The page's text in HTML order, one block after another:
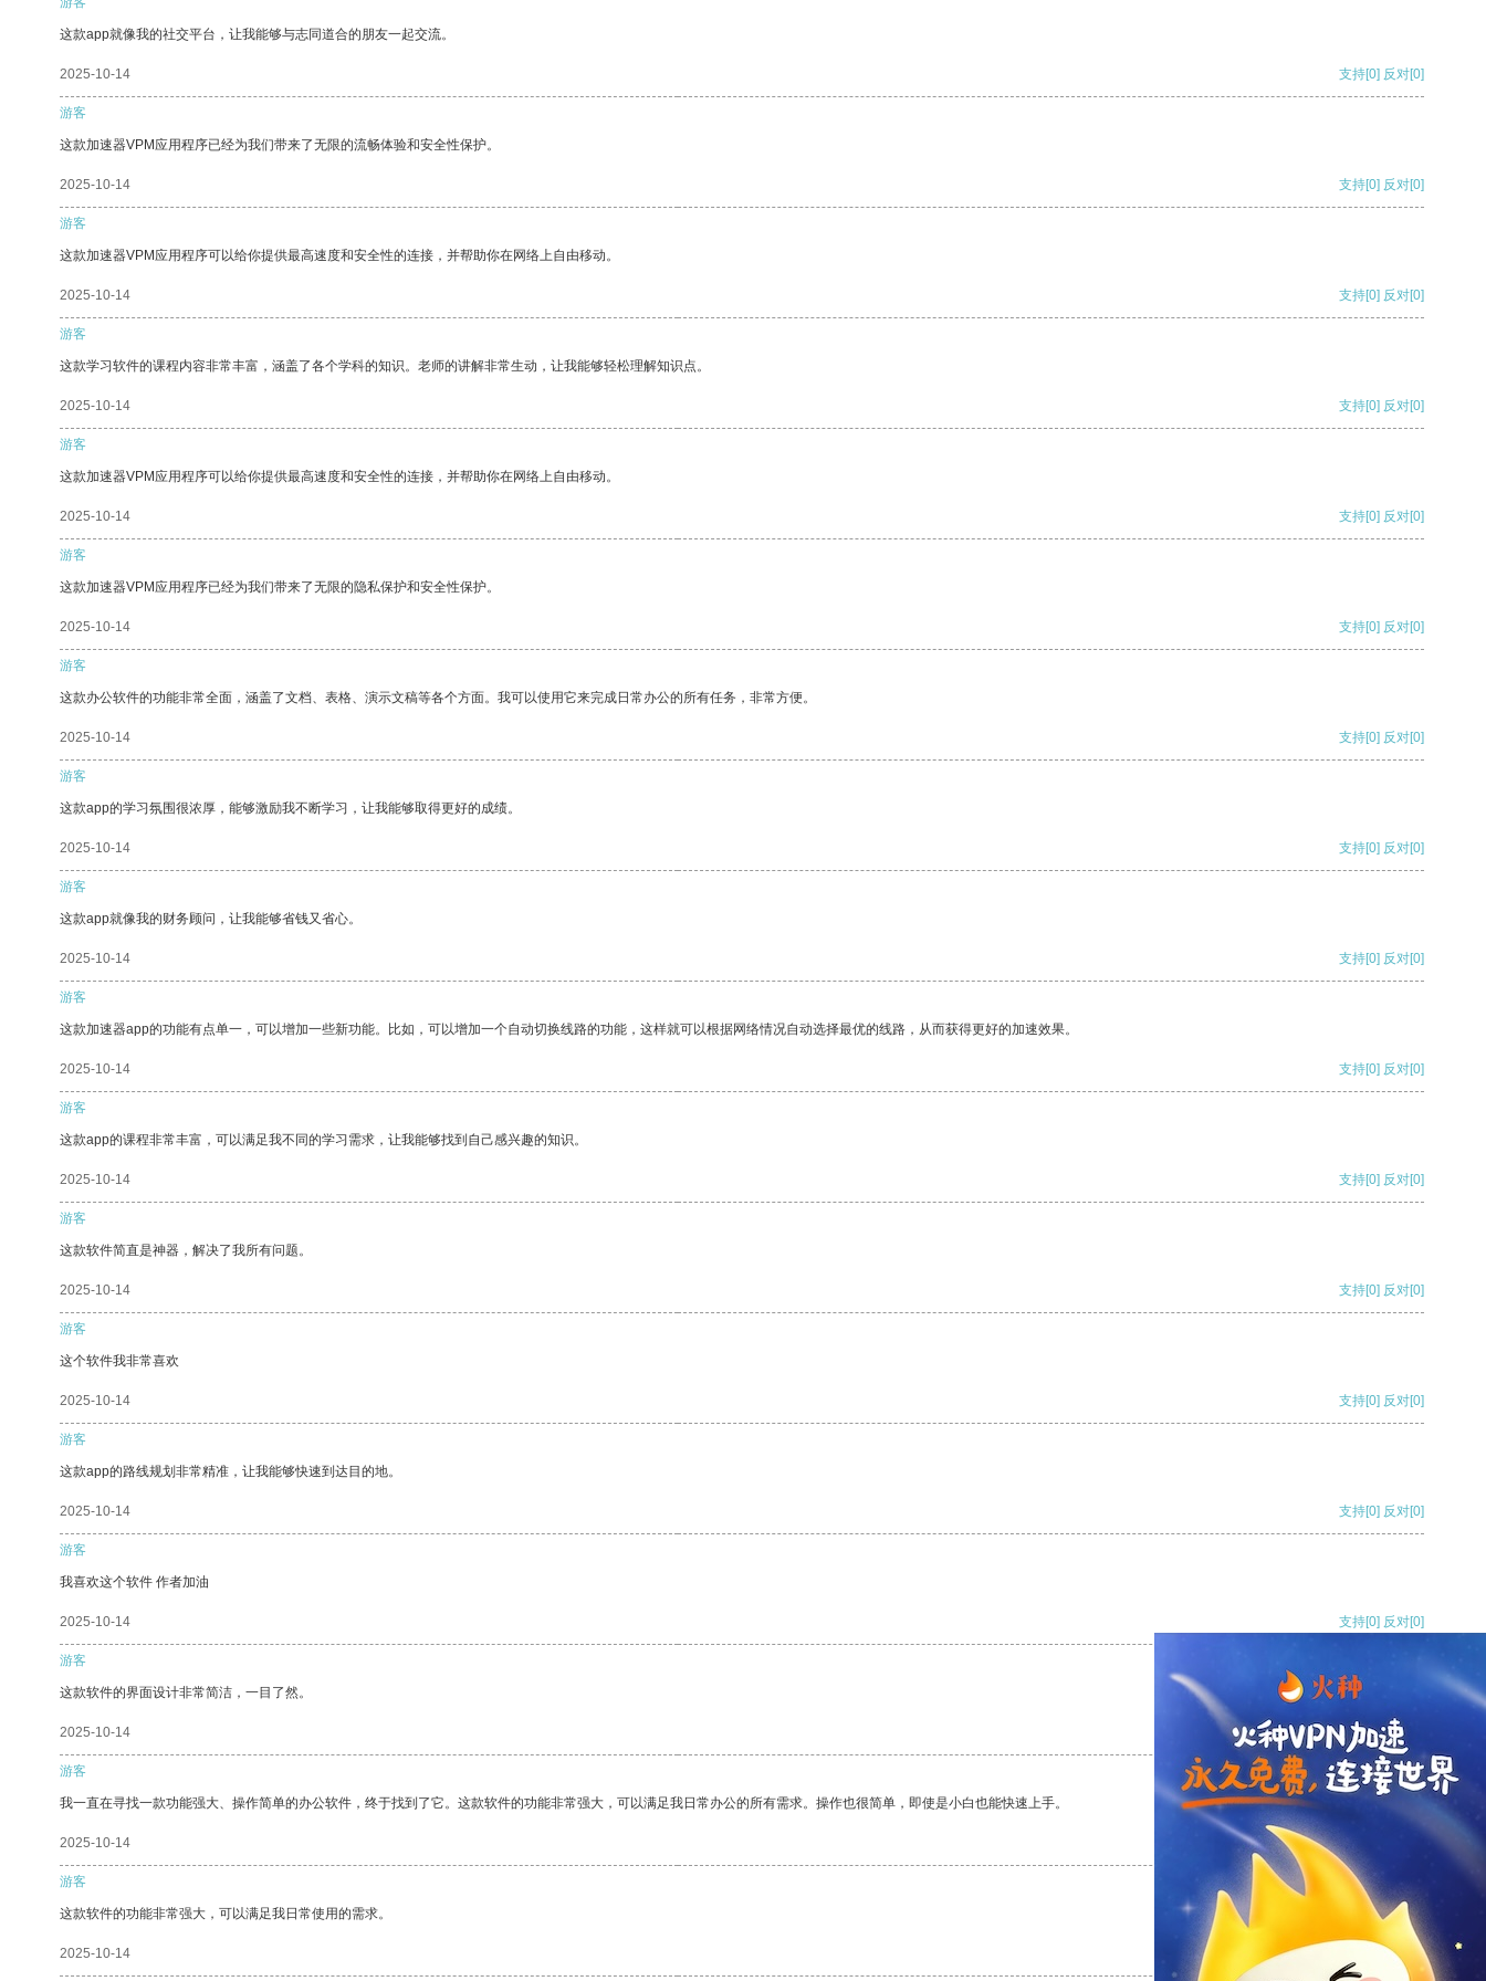
这款app就像我的社交平台，让我能够与志同道合的朋友一起交流。
2025-10-14 支持[0] 反对[0]
游客
这款加速器VPM应用程序已经为我们带来了无限的流畅体验和安全性保护。
2025-10-14 支持[0] 反对[0]
游客
这款加速器VPM应用程序可以给你提供最高速度和安全性的连接，并帮助你在网络上自由移动。
2025-10-14 支持[0] 反对[0]
游客
这款学习软件的课程内容非常丰富，涵盖了各个学科的知识。老师的讲解非常生动，让我能够轻松理解知识点。
2025-10-14 支持[0] 反对[0]
游客
这款加速器VPM应用程序可以给你提供最高速度和安全性的连接，并帮助你在网络上自由移动。
2025-10-14 支持[0] 反对[0]
游客
这款加速器VPM应用程序已经为我们带来了无限的隐私保护和安全性保护。
2025-10-14 支持[0] 反对[0]
游客
这款办公软件的功能非常全面，涵盖了文档、表格、演示文稿等各个方面。我可以使用它来完成日常办公的所有任务，非常方便。
2025-10-14 支持[0] 反对[0]
游客
这款app的学习氛围很浓厚，能够激励我不断学习，让我能够取得更好的成绩。
2025-10-14 支持[0] 反对[0]
游客
这款app就像我的财务顾问，让我能够省钱又省心。
2025-10-14 支持[0] 反对[0]
游客
这款加速器app的功能有点单一，可以增加一些新功能。比如，可以增加一个自动切换线路的功能，这样就可以根据网络情况自动选择最优的线路，从而获得更好的加速效果。
2025-10-14 支持[0] 反对[0]
游客
这款app的课程非常丰富，可以满足我不同的学习需求，让我能够找到自己感兴趣的知识。
2025-10-14 支持[0] 反对[0]
游客
这款软件简直是神器，解决了我所有问题。
2025-10-14 支持[0] 反对[0]
游客
这个软件我非常喜欢
2025-10-14 支持[0] 反对[0]
游客
这款app的路线规划非常精准，让我能够快速到达目的地。
2025-10-14 支持[0] 反对[0]
游客
我喜欢这个软件 作者加油
2025-10-14 支持[0] 反对[0]
游客
这款软件的界面设计非常简洁，一目了然。
2025-10-14 支持[0] 反对
游客
我一直在寻找一款功能强大、操作简单的办公软件，终于找到了它。这款软件的功能非常强大，可以满足我日常办公的所有需求。操作也很简单，即使是小白也能快速上手。
2025-10-14 支持
游客
这款软件的功能非常强大，可以满足我日常使用的需求。
2025-10-14 反对 [0]